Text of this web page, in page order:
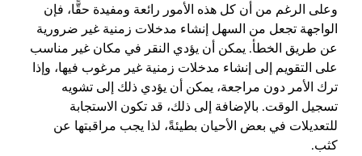
وعلى الرغم من أن كل هذه الأمور رائعة ومفيدة حقًّا، فإن
الواجهة تجعل من السهل إنشاء مدخلات زمنية غير ضرورية
عن طريق الخطأ. يمكن أن يؤدي النقر في مكان غير مناسب
على التقويم إلى إنشاء مدخلات زمنية غير مرغوب فيها، وإذا
ترك الأمر دون مراجعة، يمكن أن يؤدي ذلك إلى تشويه
تسجيل الوقت. بالإضافة إلى ذلك، قد تكون الاستجابة
للتعديلات في بعض الأحيان بطيئةً، لذا يجب مراقبتها عن
كثب.